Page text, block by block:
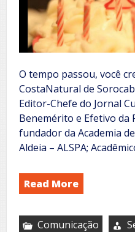
O tempo passou, você
CostaNatural de
Editor-Chefe do Jornal
Benemérito e Efetivo da
fundador da Academia
Aldeia – ALSPA;
Read More
Comunicação